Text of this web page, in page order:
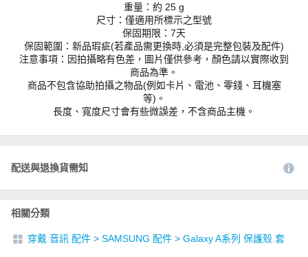
重量：約 25 g
尺寸：僅適用所標示之型號
保固期限：7天
保固範圍：新品瑕疵(若產品需更換時,必須是完整包裝及配件)
注意事項：因拍攝略有色差，圖片僅供參考，顏色請以實際收到
商品為準。
商品不包含協助拍攝之物品(例如卡片、電池、零錢、耳機塞
等)。
長度、寬度尺寸會有些微誤差，不含商品主機。
配送與退換貨需知
相關分類
穿戴 音訊 配件 > SAMSUNG 配件 > Galaxy A系列 保護殼.套